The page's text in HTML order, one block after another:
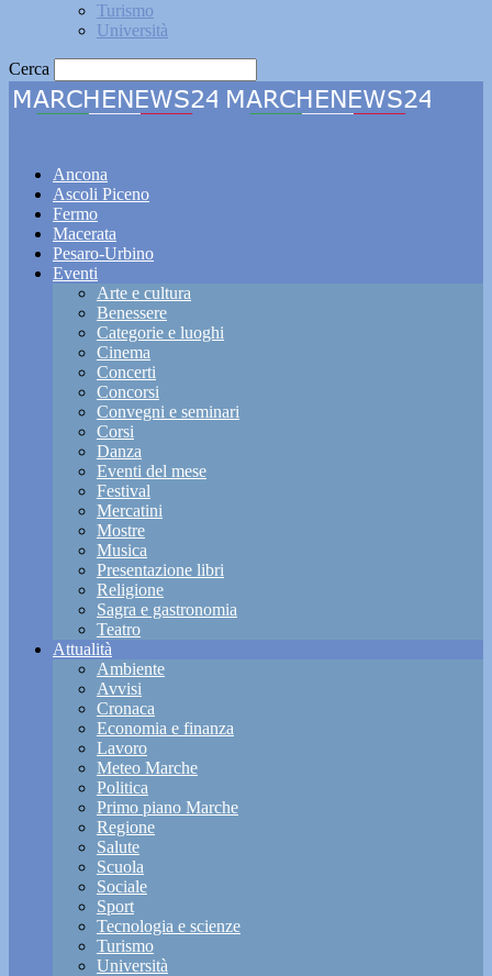
Turismo
Università
Cerca
Ancona
Ascoli Piceno
Fermo
Macerata
Pesaro-Urbino
Eventi
Arte e cultura
Benessere
Categorie e luoghi
Cinema
Concerti
Concorsi
Convegni e seminari
Corsi
Danza
Eventi del mese
Festival
Mercatini
Mostre
Musica
Presentazione libri
Religione
Sagra e gastronomia
Teatro
Attualità
Ambiente
Avvisi
Cronaca
Economia e finanza
Lavoro
Meteo Marche
Politica
Primo piano Marche
Regione
Salute
Scuola
Sociale
Sport
Tecnologia e scienze
Turismo
Università